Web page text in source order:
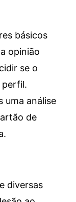
básicos
opinião
se o
perfil.
uma análise
de
diversas